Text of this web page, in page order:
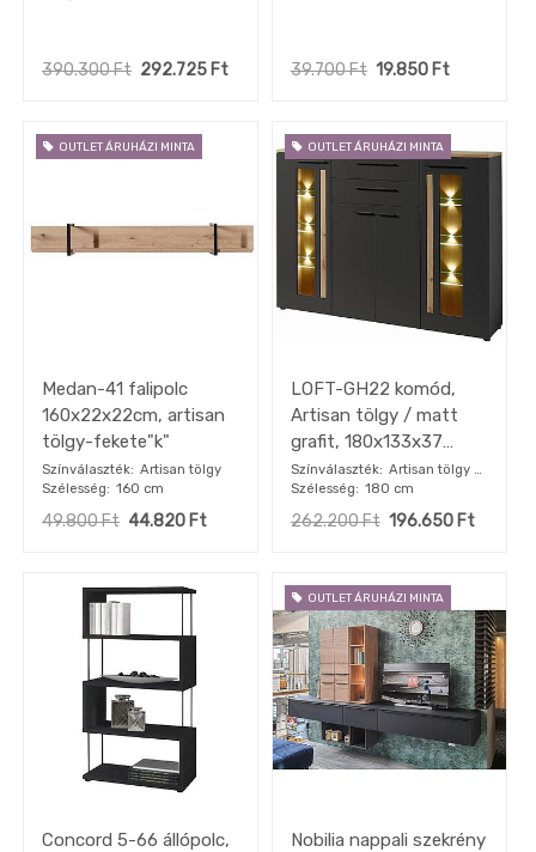
390.300Ft 292.725 Ft 39.700Ft 19.850Ft
OUTLET ÁRUHÁZI MINTA
Medan-41 falipolc
160x22x22cm, artisan
tölgy-fekete"k"
Színválaszték
Artisan tölgy
Szélesség
160 cm
49.800Ft 44.820 Ft
OUTLET ÁRUHÁZI MINTA
LOFT-GH22 komód,
Artisan tölgy / matt
grafit, 180x133x37
cm"k"
Színválaszték
Artisan tölgy /
grafit
Szélesség 180 cm
262.200Ft 196.650Ft
Concord 5-66 állópolc,
OUTLET ÁRUHÁZI MINTA
Nobilia nappali szekrény